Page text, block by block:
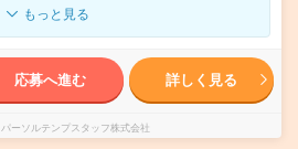
もっと見る
応募へ進む 詳しく見る
パーソルテンプスタッフ株式会社